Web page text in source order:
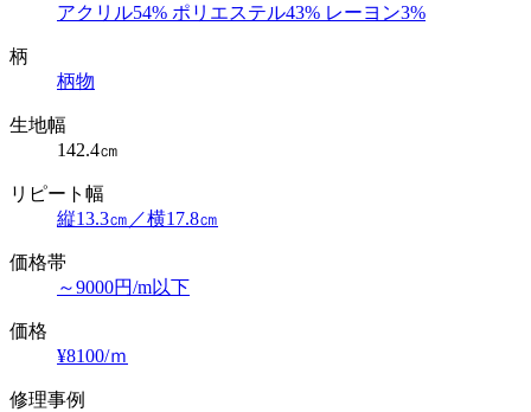
アクリル54% ポリエステル43% レーヨン3%
柄
柄物
生地幅
142.4㎝
リピート幅
縦13.3㎝／横17.8㎝
価格帯
～9000円/m以下
価格
¥8100/ｍ
修理事例